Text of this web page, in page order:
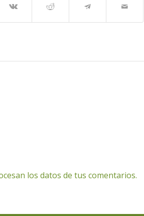
los datos de tus comentarios.